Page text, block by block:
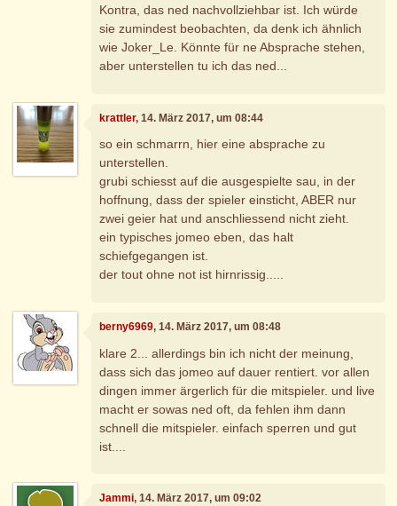
Kontra, das ned nachvollziehbar ist. Ich würde
sie zumindest beobachten, da denk ich ähnlich
wie Joker_Le. Könnte für ne Absprache stehen,
aber unterstellen tu ich das ned...
krattler, 14. März 2017, um 08:44
so ein schmarrn, hier eine absprache zu
unterstellen.
grubi schiesst auf die ausgespielte sau, in der
hoffnung, dass der spieler einsticht, ABER nur
zwei geier hat und anschliessend nicht zieht.
ein typisches jomeo eben, das halt
schiefgegangen ist.
der tout ohne not ist hirnrissig.....
berny6969, 14. März 2017, um 08:48
klare 2... allerdings bin ich nicht der meinung,
dass sich das jomeo auf dauer rentiert. vor allen
dingen immer ärgerlich für die mitspieler. und live
macht er sowas ned oft, da fehlen ihm dann
schnell die mitspieler. einfach sperren und gut
ist....
Jammi, 14. März 2017, um 09:02